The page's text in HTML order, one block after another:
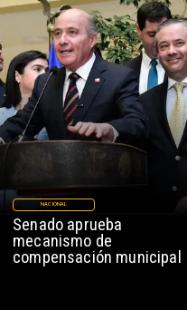
Senado aprueba
mecanismo de
compensación municipal
NACIONAL